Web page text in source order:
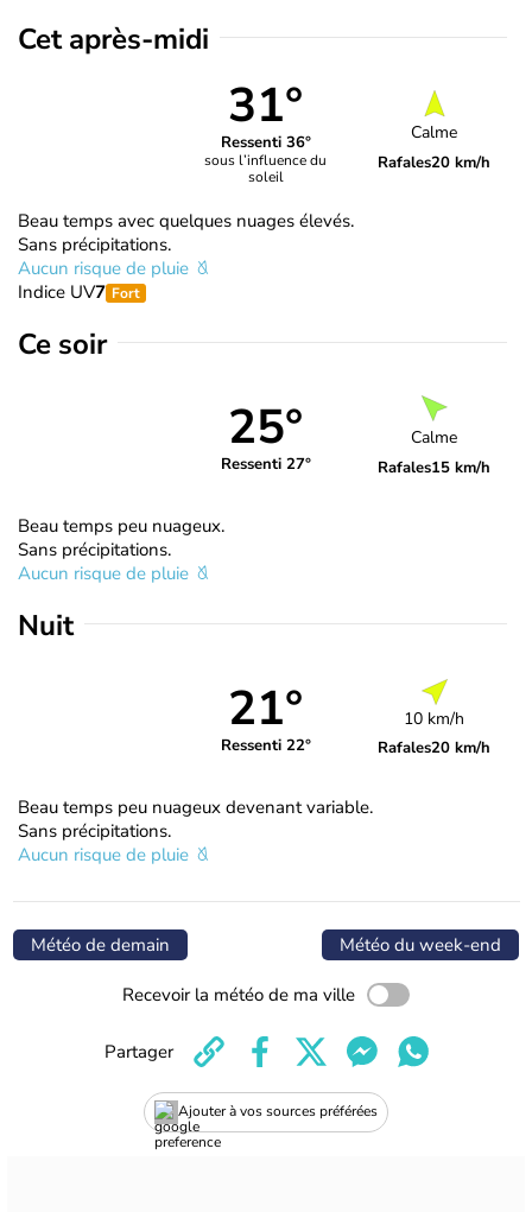
Cet après-midi
31°
Ressenti 36°
sous l’influence du
soleil
Calme
Rafales20 km/h
Beau temps avec quelques nuages élevés.
Sans précipitations.
Aucun risque de pluie
Indice UV7 Fort
Ce soir
25°
Ressenti 27°
Calme
Rafales15 km/h
Beau temps peu nuageux.
Sans précipitations.
Aucun risque de pluie
Nuit
21°
Ressenti 22°
10 km/h
Rafales20 km/h
Beau temps peu nuageux devenant variable.
Sans précipitations.
Aucun risque de pluie
Météo de demain Météo du week-end
Recevoir la météo de ma ville
Ajouter à vos sources préférées
Partager